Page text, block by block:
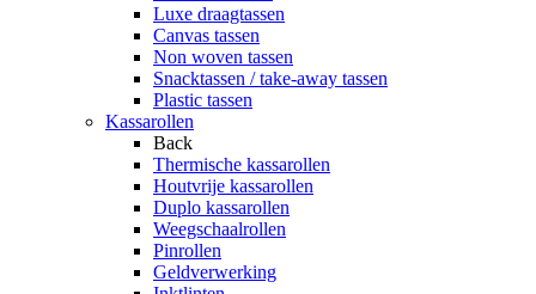
Luxe draagtassen
Canvas tassen
Non woven tassen
Snacktassen / take-away tassen
Plastic tassen
Kassarollen
Back
Thermische kassarollen
Houtvrije kassarollen
Duplo kassarollen
Weegschaalrollen
Pinrollen
Geldverwerking